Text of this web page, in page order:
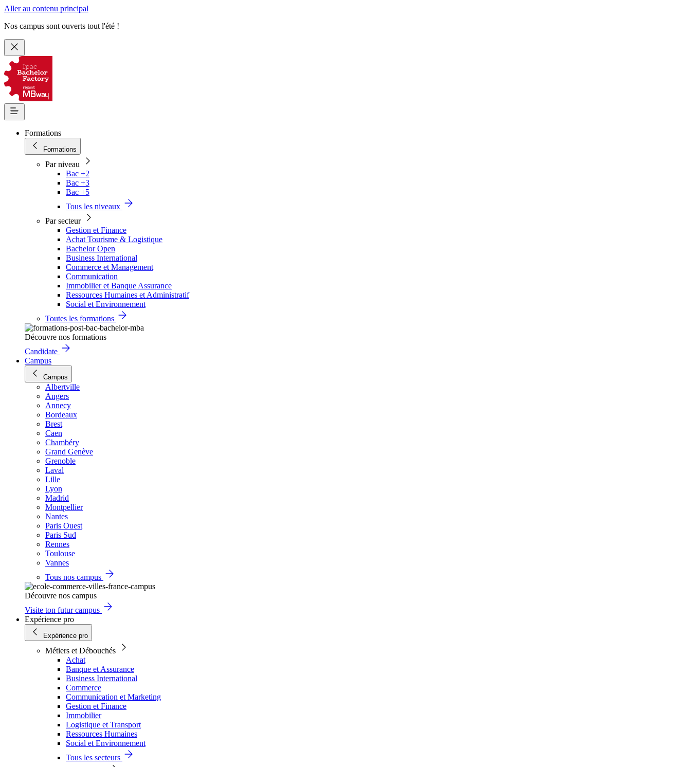
Aller au contenu principal
Nos campus sont ouverts tout l'été !
Formations
Formations
Par niveau
Bac +2
Bac +3
Bac +5
Tous les niveaux
Par secteur
Gestion et Finance
Achat Tourisme & Logistique
Bachelor Open
Business International
Commerce et Management
Communication
Immobilier et Banque Assurance
Ressources Humaines et Administratif
Social et Environnement
Toutes les formations
Découvre nos formations
Candidate
Campus
Campus
Albertville
Angers
Annecy
Bordeaux
Brest
Caen
Chambéry
Grand Genève
Grenoble
Laval
Lille
Lyon
Madrid
Montpellier
Nantes
Paris Ouest
Paris Sud
Rennes
Toulouse
Vannes
Tous nos campus
Découvre nos campus
Visite ton futur campus
Expérience pro
Expérience pro
Métiers et Débouchés
Achat
Banque et Assurance
Business International
Commerce
Communication et Marketing
Gestion et Finance
Immobilier
Logistique et Transport
Ressources Humaines
Social et Environnement
Tous les secteurs